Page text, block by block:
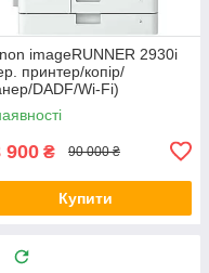
imageRUNNER 2930i
принтер/копір/
DADF/Wi-Fi)
900 ₴ 90 000 ₴
Купити